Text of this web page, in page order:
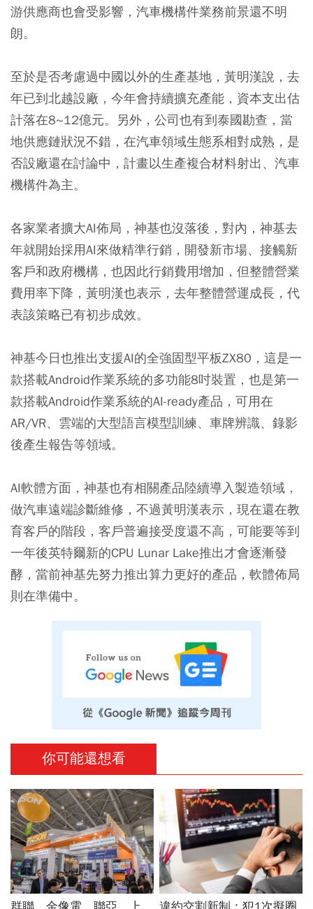
游供應商也會受影響，汽車機構件業務前景還不明
朗。
至於是否考慮過中國以外的生產基地，黃明漢說，去
年已到北越設廠，今年會持續擴充產能，資本支出估
計落在8~12億元。另外，公司也有到泰國勘查，當
地供應鏈狀況不錯，在汽車領域生態系相對成熟，是
否設廠還在討論中，計畫以生產複合材料射出、汽車
機構件為主。
各家業者擴大AI佈局，神基也沒落後，對內，神基去
年就開始採用AI來做精準行銷，開發新市場、接觸新
客戶和政府機構，也因此行銷費用增加，但整體營業
費用率下降，黃明漢也表示，去年整體營運成長，代
表該策略已有初步成效。
神基今日也推出支援AI的全強固型平板ZX80，這是一
款搭載Android作業系統的多功能8吋裝置，也是第一
款搭載Android作業系統的AI-ready產品，可用在
AR/VR、雲端的大型語言模型訓練、車牌辨識、錄影
後產生報告等領域。
AI軟體方面，神基也有相關產品陸續導入製造領域，
做汽車遠端診斷維修，不過黃明漢表示，現在還在教
育客戶的階段，客戶普遍接受度還不高，可能要等到
一年後英特爾新的CPU Lunar Lake推出才會逐漸發
酵，當前神基先努力推出算力更好的產品，軟體佈局
則在準備中。
你可能還想看